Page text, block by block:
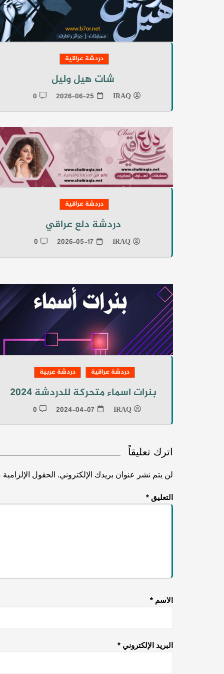
دردشة عراقية
شات هيل وليل
IRAQ
2026-06-25
0
دردشة عراقية
دردشة دلع عراقي
IRAQ
2026-05-17
0
دردشة عراقية دردشة عربية
بنرات اسماء متحركة للدردشة 2024
IRAQ
2024-04-07
0
اترك تعليقاً
لن يتم نشر عنوان بريدك الإلكتروني. الحقول
التعليق *
الاسم *
البريد الإلكتروني *